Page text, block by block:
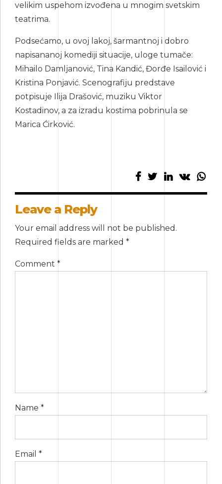
velikim uspehom izvođena u mnogim svetskim
teatrima.
Podsećamo, u ovoj lakoj, šarmantnoj i dobro
napisananoj komediji situacije, uloge tumače:
Mihailo Damljanović, Tina Kandić, Đorđe Isailović i
Kristina Ponjavić. Scenografiju predstave
potpisuje Ilija Drašović, muziku Viktor
Kostadinov, a za izradu kostima pobrinula se
Marica Ćirković.
Leave a Reply
Your email address will not be published.
Required fields are marked *
Comment *
Name *
Email *